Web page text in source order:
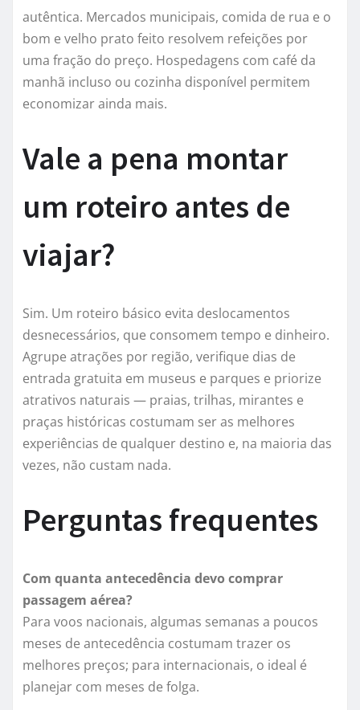
autêntica. Mercados municipais, comida de rua e o
bom e velho prato feito resolvem refeições por
uma fração do preço. Hospedagens com café da
manhã incluso ou cozinha disponível permitem
economizar ainda mais.
Vale a pena montar
um roteiro antes de
viajar?
Sim. Um roteiro básico evita deslocamentos
desnecessários, que consomem tempo e dinheiro.
Agrupe atrações por região, verifique dias de
entrada gratuita em museus e parques e priorize
atrativos naturais — praias, trilhas, mirantes e
praças históricas costumam ser as melhores
experiências de qualquer destino e, na maioria das
vezes, não custam nada.
Perguntas frequentes
Com quanta antecedência devo comprar
passagem aérea?
Para voos nacionais, algumas semanas a poucos
meses de antecedência costumam trazer os
melhores preços; para internacionais, o ideal é
planejar com meses de folga.